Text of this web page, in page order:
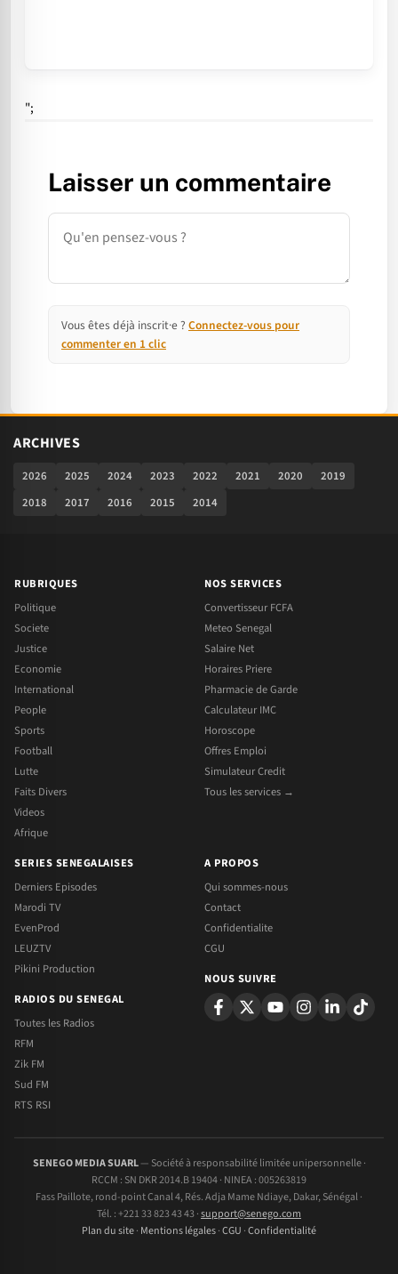
";
Laisser un commentaire
Commentaire
Vous êtes déjà inscrit·e ? Connectez-vous pour
commenter en 1 clic
ARCHIVES
2026 2025 2024 2023 2022 2021 2020
2019
2018
2017 2016 2015 2014
RUBRIQUES
Politique
Societe
Justice
Economie
International
People
Sports
Football
Lutte
Faits Divers
Videos
Afrique
NOS SERVICES
Convertisseur FCFA
Meteo Senegal
Salaire Net
Horaires Priere
Pharmacie de Garde
Calculateur IMC
Horoscope
Offres Emploi
Simulateur Credit
Tous les services →
SERIES SENEGALAISES
Derniers Episodes
Marodi TV
EvenProd
LEUZTV
Pikini Production
RADIOS DU SENEGAL
Toutes les Radios
RFM
Zik FM
Sud FM
RTS RSI
A PROPOS
Qui sommes-nous
Contact
Confidentialite
CGU
NOUS SUIVRE
SENEGO MEDIA SUARL— Société à responsabilité limitée unipersonnelle ·
RCCM : SN DKR 2014.B 19404 · NINEA : 005263819
Fass Paillote, rond-point Canal 4, Rés. Adja Mame Ndiaye, Dakar, Sénégal ·
Tél. : +221 33 823 43 43 ·support@senego.com
Plan du site· Mentions légales·CGU ·Confidentialité